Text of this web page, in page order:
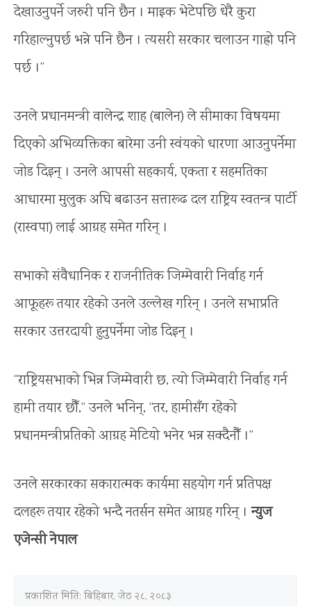
देखाउनुपर्ने जरुरी पनि छैन । माइक भेटेपछि धेरै कुरा
गरिहाल्नुपर्छ भन्ने पनि छैन । त्यसरी सरकार चलाउन गाह्रो पनि
पर्छ ।”
उनले प्रधानमन्त्री वालेन्द्र शाह (बालेन) ले सीमाका विषयमा
दिएको अभिव्यक्तिका बारेमा उनी स्वंयको धारणा आउनुपर्नेमा
जोड दिइन् । उनले आपसी सहकार्य, एकता र सहमतिका
आधारमा मुलुक अघि बढाउन सत्तारूढ दल राष्ट्रिय स्वतन्त्र पार्टी
(रास्वपा) लाई आग्रह समेत गरिन् ।
सभाको संवैधानिक र राजनीतिक जिम्मेवारी निर्वाह गर्न
आफूहरू तयार रहेको उनले उल्लेख गरिन् । उनले सभाप्रति
सरकार उत्तरदायी हुनुपर्नेमा जोड दिइन् ।
“राष्ट्रियसभाको भिन्न जिम्मेवारी छ, त्यो जिम्मेवारी निर्वाह गर्न
हामी तयार छौँ,” उनले भनिन्, “तर, हामीसँग रहेको
प्रधानमन्त्रीप्रतिको आग्रह मेटियो भनेर भन्न सक्दैनौँ ।”
उनले सरकारका सकारात्मक कार्यमा सहयोग गर्न प्रतिपक्ष
दलहरू तयार रहेको भन्दै नतर्सन समेत आग्रह गरिन् । न्युज
एजेन्सी नेपाल
प्रकाशित मिति: बिहिबार, जेठ २८, २०८३